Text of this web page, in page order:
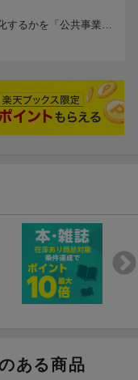
するかを「公共事業ビ
に解説してある。
役割が期待されている
問題を解決する役割が
た。
があると思う。
得できるかが、分かり
な仕事か興味がる人
キャリアコンサルタ
ある商品